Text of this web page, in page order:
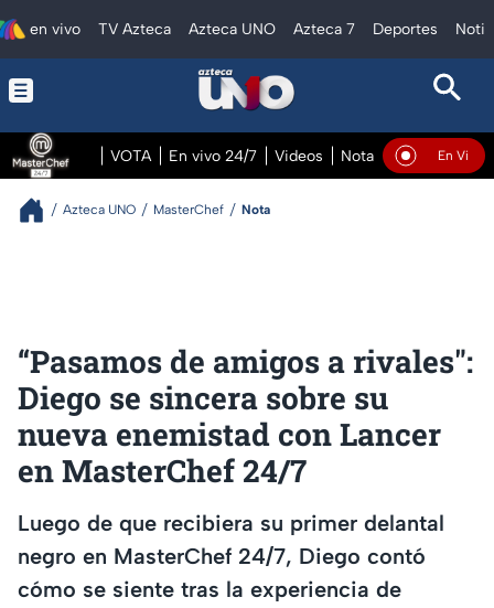
en vivo TV Azteca Azteca UNO Azteca 7 Deportes
VOTA En vivo 24/7 Videos Notas En vivo
En Vivo
Azteca UNO MasterChef Nota
“Pasamos de amigos a rivales":
Diego se sincera sobre su
nueva enemistad con Lancer
en MasterChef 24/7
Luego de que recibiera su primer delantal
negro en MasterChef 24/7, Diego contó
cómo se siente tras la experiencia de